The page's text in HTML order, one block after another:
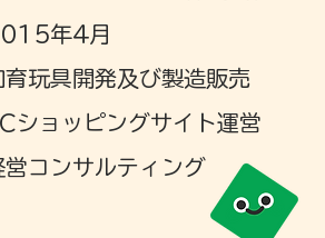
年4月
育玩具開発及び製造販売
ッピングサイト運営
ンサルティング